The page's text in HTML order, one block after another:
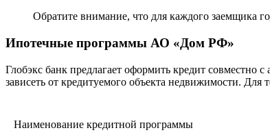
Обратите внимание, что для каждого заемщика
Ипотечные программы АО «Дом РФ»
Глобэкс банк предлагает оформить кредит
зависеть от кредитуемого объекта недвижимости.
Наименование кредитной программы